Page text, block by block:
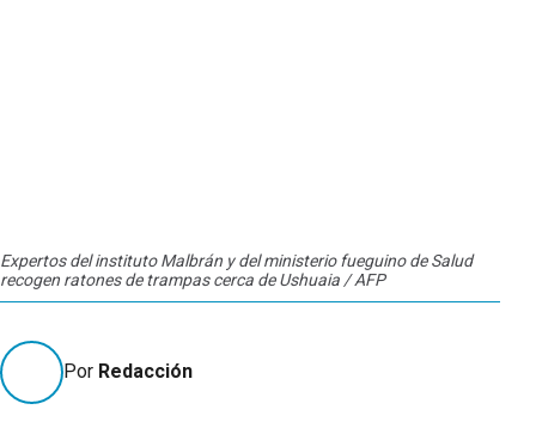
Expertos del instituto Malbrán y del ministerio fueguino de Salud
recogen ratones de trampas cerca de Ushuaia / AFP
Por Redacción